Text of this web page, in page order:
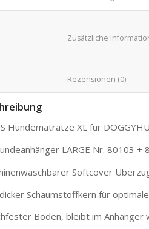
Hundematratze XL für
LARGE Nr. 80103 +
Softcover
Schaumstoffkern für
Boden, bleibt im Anhänger